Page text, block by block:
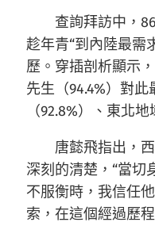
查詢拜訪中，
趁年青“到內陸最需
歷。穿插剖析顯示
先生（94.4%）對
（92.8%）、東北
唐懿飛指出，
深刻的清楚，“當切
不服衡時，我信任
索，在這個經過歷